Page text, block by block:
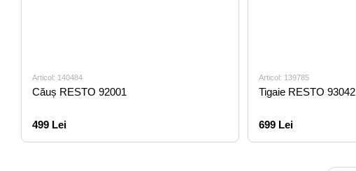
Articol: 140484
Căuș RESTO 92001
499 Lei
Articol: 139785
Tigaie RESTO 93042
699 Lei